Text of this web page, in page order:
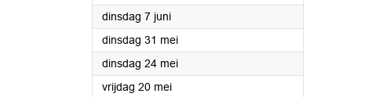
dinsdag 7 juni2022
dinsdag 31 mei2022
dinsdag 24 mei2022
vrijdag 20 mei2022